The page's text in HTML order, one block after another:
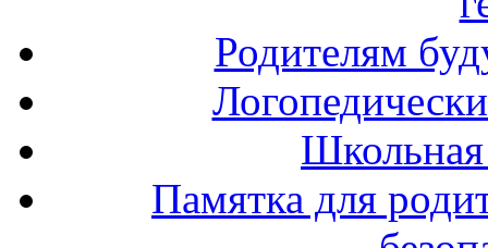
Родителям
Памятка для